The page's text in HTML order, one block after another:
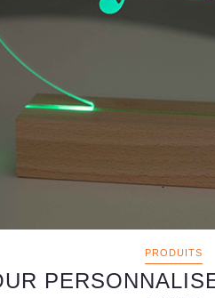
PRODUITS